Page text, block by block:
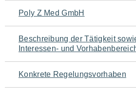
Navigation
für
den
Seiteninhalt
Poly Z Med GmbH
Beschreibung der Tätigkeit
Interessen- und
Konkrete Regelungsvorhaben